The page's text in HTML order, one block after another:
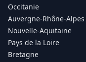
Occitanie
Auvergne-Rhône-Alpes
Nouvelle-Aquitaine
Pays de la Loire
Bretagne